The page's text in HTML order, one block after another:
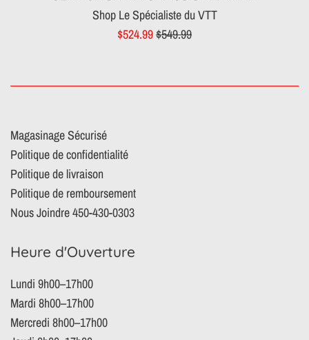
Shop Le Spécialiste du VTT
Prix
$524.99Prix
$549.99
Magasinage Sécurisé
Politique de confidentialité
Politique de livraison
Politique de remboursement
Nous Joindre 450-430-0303
Heure d'Ouverture
Lundi 9h00–17h00
Mardi 8h00–17h00
Mercredi 8h00–17h00